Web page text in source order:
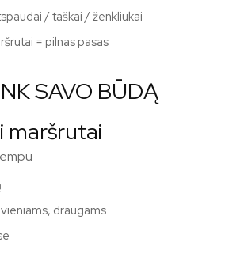
/ taškai / ženkliukai
= pilnas pasas
SAVO BŪDĄ
maršrutai
draugams